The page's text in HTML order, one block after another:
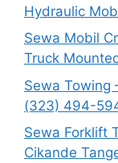
Hydraulic
Sewa Mobil
Truck
Sewa Towing
(323) 494-
Sewa Forklift
Cikande